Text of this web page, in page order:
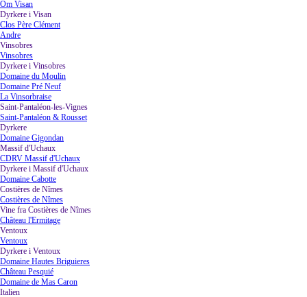
Om Visan
Dyrkere i Visan
Clos Père Clément
Andre
Vinsobres
Vinsobres
Dyrkere i Vinsobres
Domaine du Moulin
Domaine Pré Neuf
La Vinsorbraise
Saint-Pantaléon-les-Vignes
Saint-Pantaléon & Rousset
Dyrkere
Domaine Gigondan
Massif d'Uchaux
CDRV Massif d'Uchaux
Dyrkere i Massif d'Uchaux
Domaine Cabotte
Costières de Nîmes
Costières de Nîmes
Vine fra Costières de Nîmes
Château l'Ermitage
Ventoux
Ventoux
Dyrkere i Ventoux
Domaine Hautes Briguieres
Château Pesquié
Domaine de Mas Caron
Italien